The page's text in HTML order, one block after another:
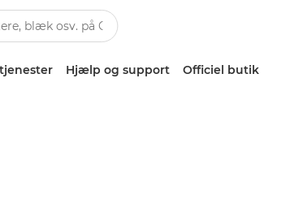
Hjælp og support Officiel butik